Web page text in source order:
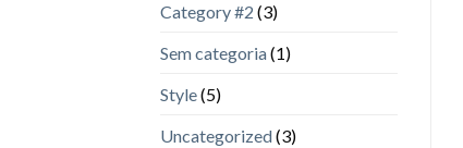
Category #2 (3)
Sem categoria(1)
Style(5)
Uncategorized(3)